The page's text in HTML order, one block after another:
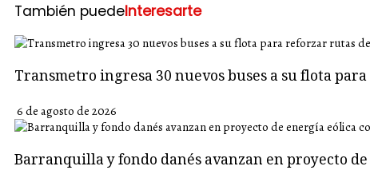
También puedeInteresarte
Transmetro ingresa 30 nuevos buses a su flota
6 de agosto de 2026
Barranquilla y fondo danés avanzan en proyecto